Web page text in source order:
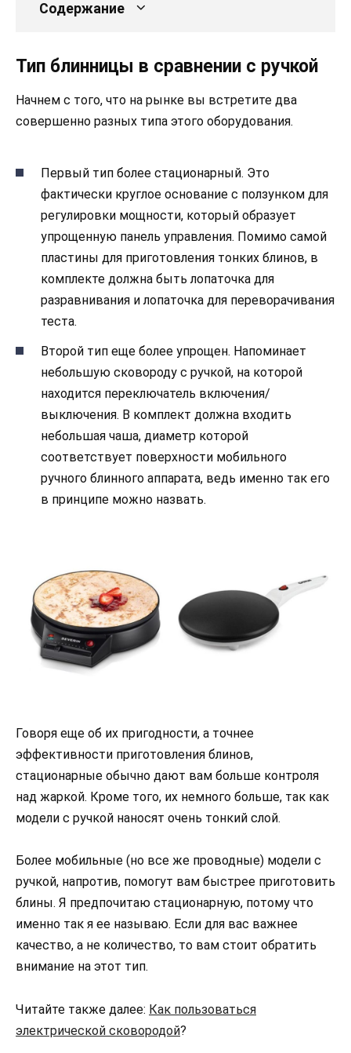
Содержание
Тип блинницы в сравнении с ручкой
Начнем с того, что на рынке вы встретите два
совершенно разных типа этого оборудования.
Первый тип более стационарный. Это
фактически круглое основание с ползунком для
регулировки мощности, который образует
упрощенную панель управления. Помимо самой
пластины для приготовления тонких блинов, в
комплекте должна быть лопаточка для
разравнивания и лопаточка для переворачивания
теста.
Второй тип еще более упрощен. Напоминает
небольшую сковороду с ручкой, на которой
находится переключатель включения/
выключения. В комплект должна входить
небольшая чаша, диаметр которой
соответствует поверхности мобильного
ручного блинного аппарата, ведь именно так его
в принципе можно назвать.
Говоря еще об их пригодности, а точнее
эффективности приготовления блинов,
стационарные обычно дают вам больше контроля
над жаркой. Кроме того, их немного больше, так как
модели с ручкой наносят очень тонкий слой.
Более мобильные (но все же проводные) модели с
ручкой, напротив, помогут вам быстрее приготовить
блины. Я предпочитаю стационарную, потому что
именно так я ее называю. Если для вас важнее
качество, а не количество, то вам стоит обратить
внимание на этот тип.
Читайте также далее: Как пользоваться
электрической сковородой?